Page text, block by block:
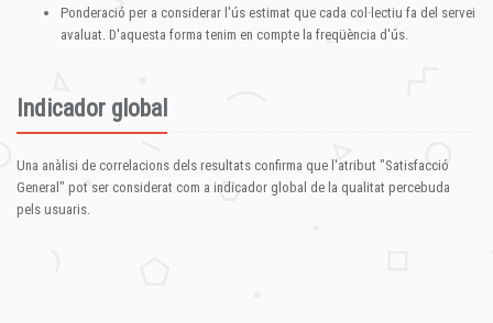
Ponderació per a considerar l'ús estimat que cada col·lectiu fa del servei
avaluat. D'aquesta forma tenim en compte la freqüència d'ús.
Indicador global
Una anàlisi de correlacions dels resultats confirma que l'atribut "Satisfacció
General" pot ser considerat com a indicador global de la qualitat percebuda
pels usuaris.